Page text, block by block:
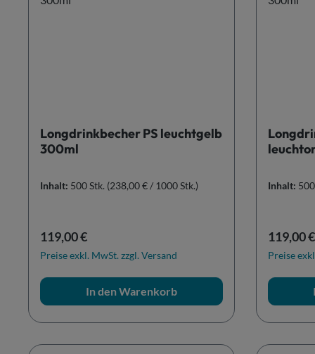
Longdrinkbecher PS leuchtgelb
300ml
Inhalt: 500 Stk. (238,00 € / 1000 Stk.)
Regulärer Preis:
119,00 €
Preise exkl. MwSt. zzgl. Versand
In den Warenkorb
Inhalt:
119,00 €
Preise